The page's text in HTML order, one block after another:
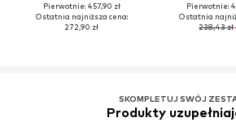
Pierwotnie: 457,90 zł
Ostatnia najniższa cena:
272,90 zł
Pierwotnie:
Ostatnia
238,43 zł
SKOMPLETUJ SWÓJ
Produkty